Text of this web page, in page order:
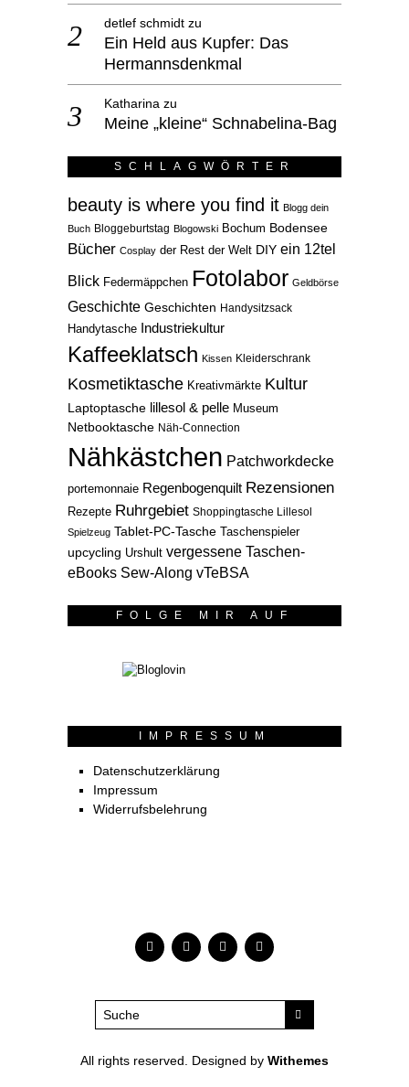
detlef schmidt zu
Ein Held aus Kupfer: Das
Hermannsdenkmal
Katharina zu
Meine „kleine“ Schnabelina-Bag
SCHLAGWÖRTER
beauty is where you find it Blogg dein
Buch Bloggeburtstag Blogowski Bochum Bodensee
Bücher Cosplay der Rest der Welt DIY ein 12tel
Blick Federmäppchen Fotolabor Geldbörse
Geschichte Geschichten Handysitzsack
Handytasche Industriekultur
Kaffeeklatsch Kissen Kleiderschrank
Kosmetiktasche Kreativmärkte Kultur
Laptoptasche lillesol & pelle Museum
Netbooktasche Näh-Connection
Nähkästchen Patchworkdecke
portemonnaie Regenbogenquilt Rezensionen
Rezepte Ruhrgebiet Shoppingtasche Lillesol
Spielzeug Tablet-PC-Tasche Taschenspieler
upcycling Urshult vergessene Taschen-
eBooks Sew-Along vTeBSA
FOLGE MIR AUF
IMPRESSUM
Datenschutzerklärung
Impressum
Widerrufsbelehrung
All rights reserved. Designed by Withemes